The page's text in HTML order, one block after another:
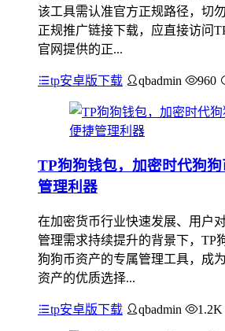
该工具需认准官方正规路径，切
正规推广链接下载，应直接访问
官网提供的正...
tp安卓版下载 qbadmin 960
TP狗狗钱包，加密时代狗
管理利器
在加密货币行业快速发展、用户
管理需求持续提升的背景下，TP
狗狗币资产的专属管理工具，成
资产的优质选择...
tp安卓版下载 qbadmin 1.2K